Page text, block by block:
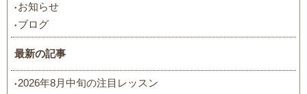
お知らせ
ブログ
最新の記事
2026年8月中旬の注目レッスン